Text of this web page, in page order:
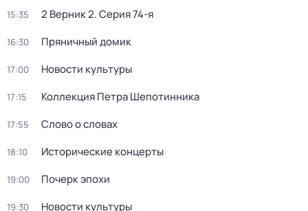
15:35 2 Верник 2. Серия 74-я
16:30 Пряничный домик
17:00 Новости культуры
17:15 Коллекция Петра Шепотинника
17:55 Слово о словах
18:10 Исторические концерты
19:00 Почерк эпохи
19:30 Новости культуры